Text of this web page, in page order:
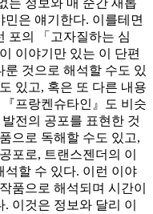
는 정보와 매 순간 새롭
은 얘기한다. 이를테면
포의 「고자질하는 심
이야기만 있는 이 단편
것으로 해석할 수도 있
있고, 혹은 또 다른 내용
프랑켄슈타인』도 비슷
전의 공포를 표현한 것
으로 독해할 수도 있고,
포로, 트랜스젠더의 이
석할 수 있다. 이런 이야
품으로 해석되며 시간이
이것은 정보와 달리 이